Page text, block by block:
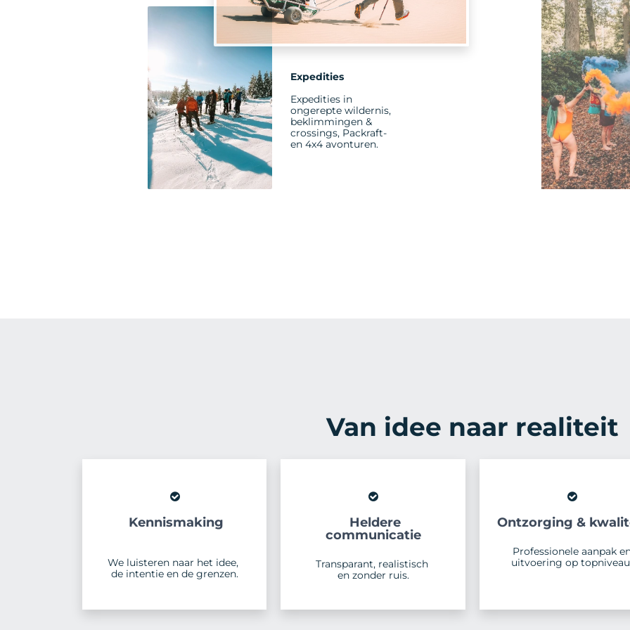
Expedities
Expedities in
ongerepte wildernis,
beklimmingen &
crossings, Packraft-
en 4x4 avonturen.
Heldere
communicatie
Transparant, realistisch
en zonder ruis.
Ontzorging &
Professionele aanpak
uitvoering op
Kennismaking
We luisteren naar het idee,
de intentie en de grenzen.
Van idee naar realiteit